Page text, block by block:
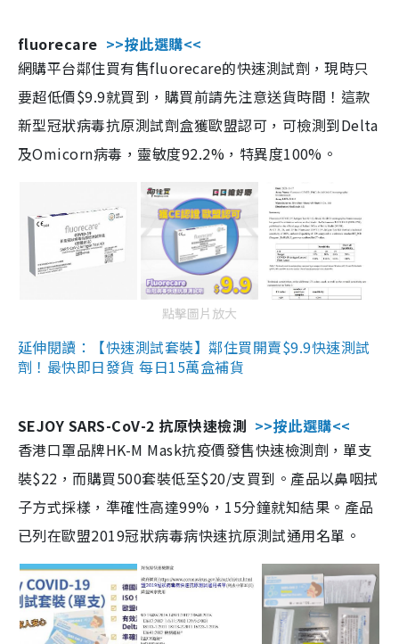
fluorecare >>按此選購<<
網購平台鄰住買有售fluorecare的快速測試劑，現時只
要超低價$9.9就買到，購買前請先注意送貨時間！這款
新型冠狀病毒抗原測試劑盒獲歐盟認可，可檢測到Delta
及Omicorn病毒，靈敏度92.2%，特異度100%。
點擊圖片放大
延伸閱讀：【快速測試套裝】鄰住買開賣$9.9快速測試
劑！最快即日發貨 每日15萬盒補貨
SEJOY SARS-CoV-2 抗原快速檢測 >>按此選購<<
香港口罩品牌HK-M Mask抗疫價發售快速檢測劑，單支
裝$22，而購買500套裝低至$20/支買到。產品以鼻咽拭
子方式採樣，準確性高達99%，15分鐘就知結果。產品
已列在歐盟2019冠狀病毒病快速抗原測試通用名單。